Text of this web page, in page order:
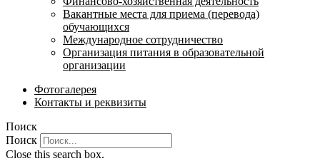
Вакантные места для приема (перевода)
обучающихся
Международное сотрудничество
Организация питания в образовательной
организации
Фотогалерея
Контакты и реквизиты
Поиск
Поиск
Close this search box.